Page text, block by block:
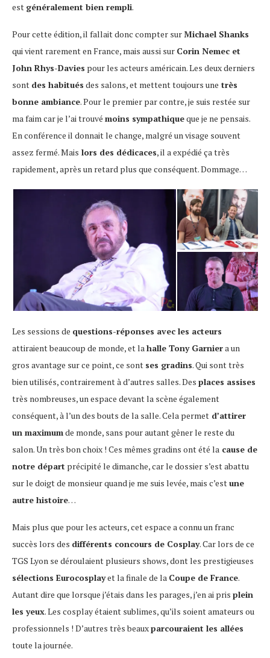
est généralement bien rempli.
Pour cette édition, il fallait donc compter sur Michael Shanks
qui vient rarement en France, mais aussi sur Corin Nemec et
John Rhys-Davies pour les acteurs américain. Les deux derniers
sont des habitués des salons, et mettent toujours une très
bonne ambiance. Pour le premier par contre, je suis restée sur
ma faim car je l’ai trouvé moins sympathiqueque je ne pensais.
En conférence il donnait le change, malgré un visage souvent
assez fermé. Mais lors des dédicaces, il a expédié ça très
rapidement, après un retard plus que conséquent. Dommage…
Les sessions de questions-réponses avec les acteurs
attiraient beaucoup de monde, et la halle Tony Garniera un
gros avantage sur ce point, ce sont ses gradins. Qui sont très
bien utilisés, contrairement à d’autres salles. Des places assises
très nombreuses, un espace devant la scène également
conséquent, à l’un des bouts de la salle. Cela permet d’attirer
un maximumde monde, sans pour autant gêner le reste du
salon. Un très bon choix ! Ces mêmes gradins ont été la cause de
notre départ précipité le dimanche, car le dossier s’est abattu
sur le doigt de monsieur quand je me suis levée, mais c’estune
autre histoire…
Mais plus que pour les acteurs, cet espace a connu un franc
succès lors des différents concours de Cosplay. Car lors de ce
TGS Lyon se déroulaient plusieurs shows, dont les prestigieuses
sélections Eurocosplayet la finale de la Coupe de France.
Autant dire que lorsque j’étais dans les parages, j’en ai pris plein
les yeux. Les cosplay étaient sublimes, qu’ils soient amateurs ou
professionnels ! D’autres très beauxparcouraient les allées
toute la journée.